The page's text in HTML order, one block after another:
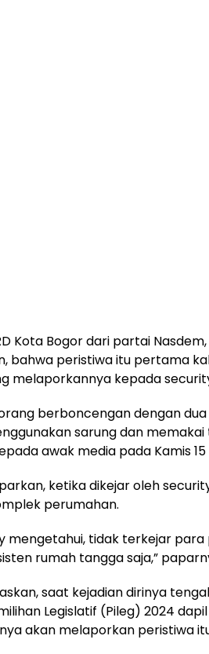
Kota Bogor dari partai
bahwa peristiwa itu pertama
melaporkannya kepada
berboncengan dengan
sarung dan memakai
awak media pada Kamis
ketika dikejar oleh
perumahan.
mengetahui, tidak terkejar para
rumah tangga saja,”
saat kejadian dirinya
Legislatif (Pileg) 2024
akan melaporkan peristiwa